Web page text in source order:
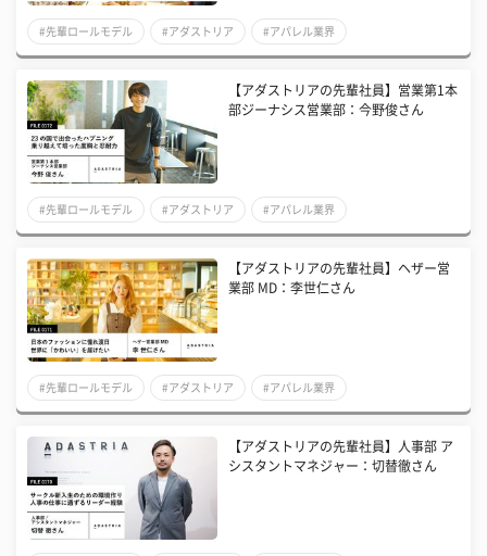
#先輩ロールモデル #アダストリア #アパレル業界
【アダストリアの先輩社員】営業第1本
部ジーナシス営業部：今野俊さん
#先輩ロールモデル #アダストリア #アパレル業界
【アダストリアの先輩社員】ヘザー営
業部 MD：李世仁さん
#先輩ロールモデル #アダストリア #アパレル業界
【アダストリアの先輩社員】人事部 ア
シスタントマネジャー：切替徹さん